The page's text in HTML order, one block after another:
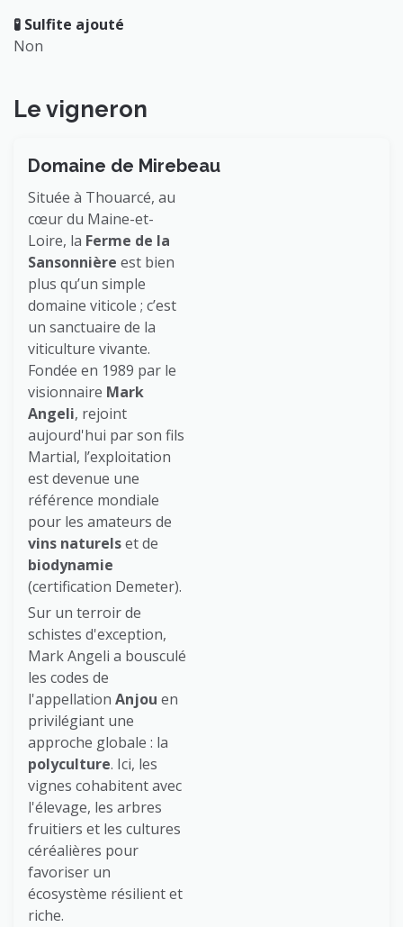
🧪 Sulfite ajouté
Non
Le vigneron
Domaine de Mirebeau
Située à Thouarcé, au
cœur du Maine-et-
Loire, la Ferme de la
Sansonnière est bien
plus qu’un simple
domaine viticole ; c’est
un sanctuaire de la
viticulture vivante.
Fondée en 1989 par le
visionnaire Mark
Angeli, rejoint
aujourd'hui par son fils
Martial, l’exploitation
est devenue une
référence mondiale
pour les amateurs de
vins naturelset de
biodynamie
(certification Demeter).
Sur un terroir de
schistes d'exception,
Mark Angeli a bousculé
les codes de
l'appellation Anjou en
privilégiant une
approche globale : la
polyculture. Ici, les
vignes cohabitent avec
l'élevage, les arbres
fruitiers et les cultures
céréalières pour
favoriser un
écosystème résilient et
riche.